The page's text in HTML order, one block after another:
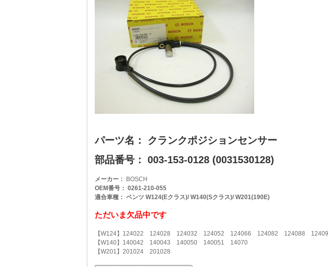
パーツ名： クランクポジションセンサー
部品番号： 003-153-0128 (0031530128)
メーカー：
BOSCH
OEM番号： 0261-210-055
適合車種： ベンツ W124(Eクラス)/ W140(Sクラス)/ W201(190E)
ただいま欠品中です
【W124】124022 124028 124032 124052 124066 124082 124088
【W140】140042 140043 140050 140051 14070
【W201】201024 201028